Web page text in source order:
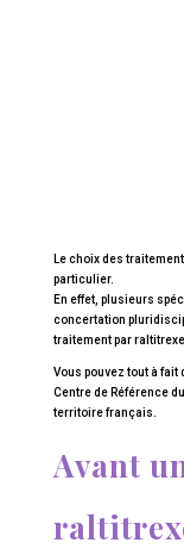
Le choix des
particulier.
En effet, plusieurs
concertation
traitement par
Vous pouvez tout à
Centre de Référence
territoire français.
Avant